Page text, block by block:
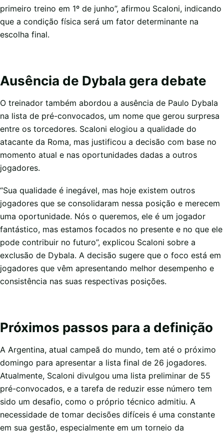
primeiro treino em 1º de junho”, afirmou Scaloni, indicando
que a condição física será um fator determinante na
escolha final.
Ausência de Dybala gera debate
O treinador também abordou a ausência de Paulo Dybala
na lista de pré-convocados, um nome que gerou surpresa
entre os torcedores. Scaloni elogiou a qualidade do
atacante da Roma, mas justificou a decisão com base no
momento atual e nas oportunidades dadas a outros
jogadores.
“Sua qualidade é inegável, mas hoje existem outros
jogadores que se consolidaram nessa posição e merecem
uma oportunidade. Nós o queremos, ele é um jogador
fantástico, mas estamos focados no presente e no que ele
pode contribuir no futuro”, explicou Scaloni sobre a
exclusão de Dybala. A decisão sugere que o foco está em
jogadores que vêm apresentando melhor desempenho e
consistência nas suas respectivas posições.
Próximos passos para a definição
A Argentina, atual campeã do mundo, tem até o próximo
domingo para apresentar a lista final de 26 jogadores.
Atualmente, Scaloni divulgou uma lista preliminar de 55
pré-convocados, e a tarefa de reduzir esse número tem
sido um desafio, como o próprio técnico admitiu. A
necessidade de tomar decisões difíceis é uma constante
em sua gestão, especialmente em um torneio da